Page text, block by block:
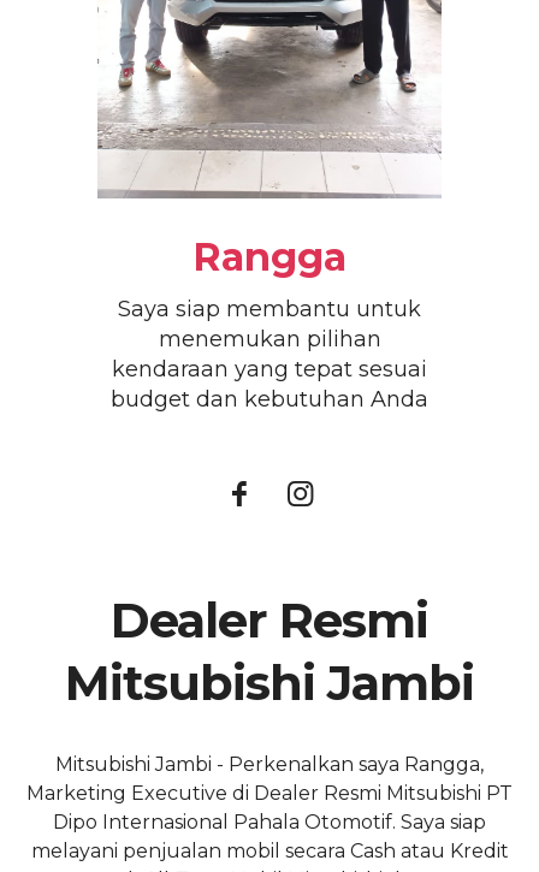
Rangga
Saya siap membantu untuk
menemukan pilihan
kendaraan yang tepat sesuai
budget dan kebutuhan Anda
Dealer Resmi
Mitsubishi Jambi
Mitsubishi Jambi - Perkenalkan saya Rangga,
Marketing Executive di Dealer Resmi Mitsubishi PT
Dipo Internasional Pahala Otomotif. Saya siap
melayani penjualan mobil secara Cash atau Kredit